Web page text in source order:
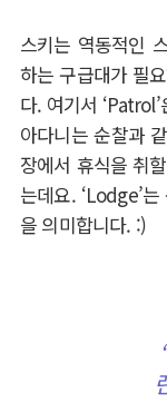
스키는 역동적인
하는 구급대가 필
다. 여기서 ‘Patrol’
아다니는 순찰과
장에서 휴식을 취
는데요. ‘Lodge’는
을 의미합니다. :)